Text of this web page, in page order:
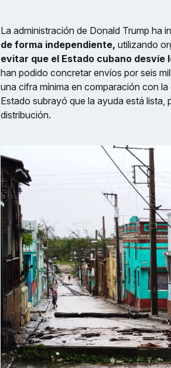
La administración de Donald Trump ha
de forma independiente, utilizando
evitar que el Estado cubano desvíe
han podido concretar envíos por seis
una cifra mínima en comparación con
Estado subrayó que la ayuda está lista,
distribución.